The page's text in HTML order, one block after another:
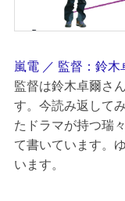
嵐電 ／ 監督：鈴木
監督は鈴木卓爾さ
す。今読み返して
たドラマが持つ瑞
て書いています。
います。